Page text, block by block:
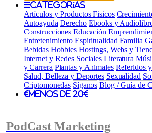
Categorías
Artículos y Productos Fisicos
Autoayuda Derecho Ebooks y
Construcciones Educación
Entretenimiento Espiritualidad Familia
Bebidas Hobbies Hostings, Webs y
Internet y Redes Sociales Literatura
y Carrera Plantas y Animales Referidos
Salud, Belleza y Deportes Sexualidad
Criptomonedas Síganos Blog / Guía de
Menos de 20€
PodCast Marketing